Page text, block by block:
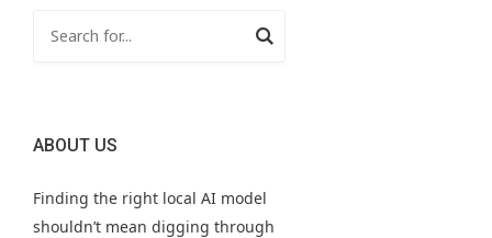
ABOUT US
Finding the right local AI model
shouldn’t mean digging through